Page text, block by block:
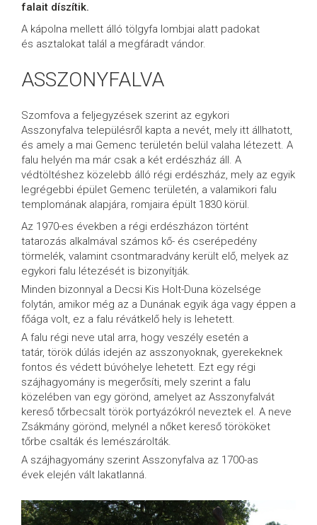
falait díszítik.
A kápolna mellett álló tölgyfa lombjai alatt padokat
és asztalokat talál a megfáradt vándor.
ASSZONYFALVA
Szomfova a feljegyzések szerint az egykori
Asszonyfalva településről kapta a nevét, mely itt állhatott,
és amely a mai Gemenc területén belül valaha létezett. A
falu helyén ma már csak a két erdészház áll. A
védtöltéshez közelebb álló régi erdészház, mely az egyik
legrégebbi épület Gemenc területén, a valamikori falu
templomának alapjára, romjaira épült 1830 körül.
Az 1970-es években a régi erdészházon történt
tatarozás alkalmával számos kő- és cserépedény
törmelék, valamint csontmaradvány került elő, melyek az
egykori falu létezését is bizonyítják.
Minden bizonnyal a Decsi Kis Holt-Duna közelsége
folytán, amikor még az a Dunának egyik ága vagy éppen a
főága volt, ez a falu révátkelő hely is lehetett.
A falu régi neve utal arra, hogy veszély esetén a
tatár, török dúlás idején az asszonyoknak, gyerekeknek
fontos és védett búvóhelye lehetett. Ezt egy régi
szájhagyomány is megerősíti, mely szerint a falu
közelében van egy görönd, amelyet az Asszonyfalvát
kereső tőrbecsalt török portyázókról neveztek el. A neve
Zsákmány görönd, melynél a nőket kereső törököket
tőrbe csalták és lemészárolták.
A szájhagyomány szerint Asszonyfalva az 1700-as
évek elején vált lakatlanná.